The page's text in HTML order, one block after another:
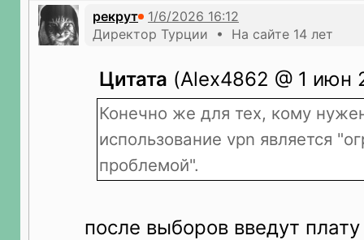
рекрут
Директор Турции • На сайте 14 лет
Цитата (Alex4862 @ 1 июн
Конечно же для тех, кому
использование vpn является
проблемой".
после выборов введут